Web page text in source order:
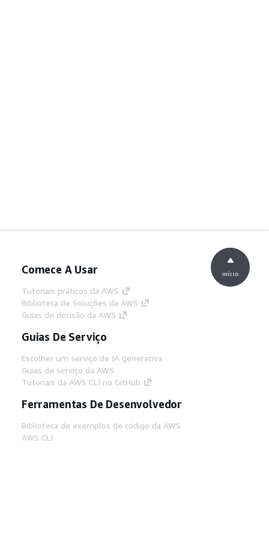
Comece A Usar
Tutoriais práticos da AWS
Biblioteca de Soluções da AWS
Guias de decisão da AWS
Guias De Serviço
Escolher um serviço de IA generativa
Guias de serviço da AWS
Tutoriais da AWS CLI no GitHub
Ferramentas De Desenvolvedor
Biblioteca de exemplos de código da AWS
AWS CLI
início